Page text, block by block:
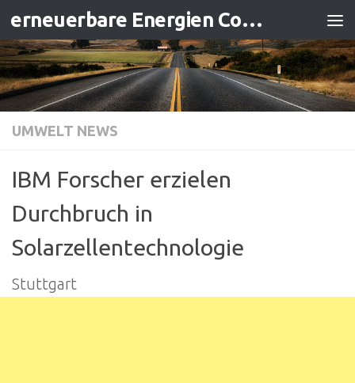
Zum Inhalt springen erneuerbare Energien Contracting
UMWELT NEWS
IBM Forscher erzielen
Durchbruch in
Solarzellentechnologie
Stuttgart